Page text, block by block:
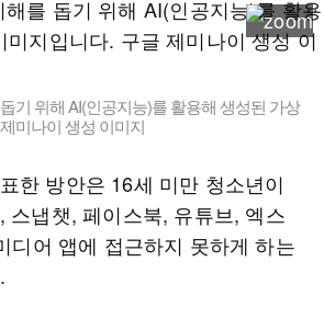
기 위해 AI(인공지능)를 활용해 생성된 가상
미나이 생성 이미지
한 방안은 16세 미만 청소년이
스냅챗, 페이스북, 유튜브, 엑스
디어 앱에 접근하지 못하게 하는